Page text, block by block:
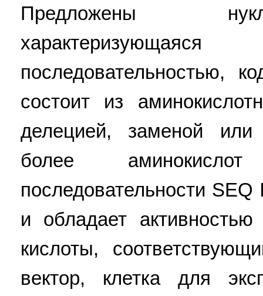
Предложены
последовательностью,
состоит из
делецией, заменой
более
последовательности
и обладает
кислоты,
вектор, клетка для